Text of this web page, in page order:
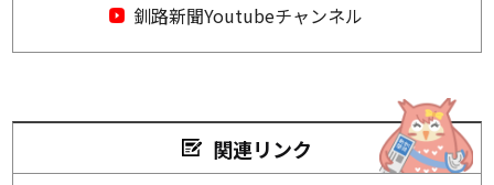
釧路新聞Youtubeチャンネル
関連リンク